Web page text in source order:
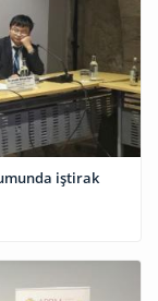
iştirak